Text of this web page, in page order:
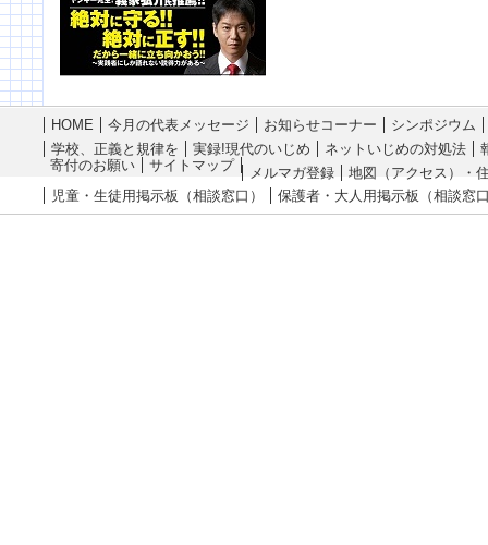
HOME 今月の代表メッセージ お知らせコーナー
シンポジウム
学校、正義と規律を
実録!現代のいじめ ネットいじめの対処法
寄付のお願い
サイトマップ メルマガ登録
地図（アクセス）・
児童・生徒用掲示板（相談窓口）
保護者・大人用掲示板（相談窓